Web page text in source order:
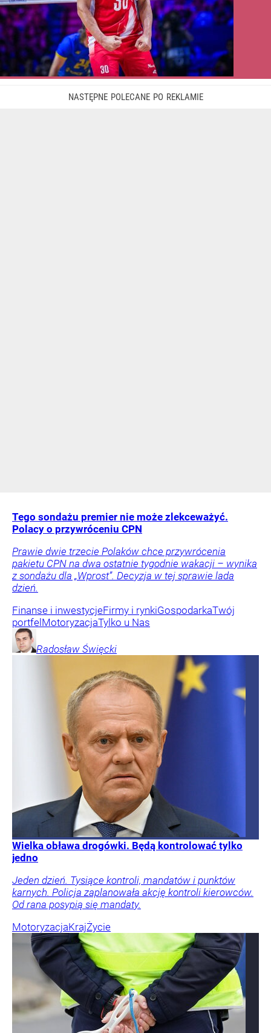
Tego sondażu premier nie może zlekceważyć.
Polacy o przywróceniu CPN
Prawie dwie trzecie Polaków chce przywrócenia
pakietu CPN na dwa ostatnie tygodnie wakacji – wynika
z sondażu dla „Wprost”. Decyzja w tej sprawie lada
dzień.
Finanse i inwestycjeFirmy i rynkiGospodarkaTwój
portfel MotoryzacjaTylko u Nas
Radosław Święcki
Wielka obława drogówki. Będą kontrolować tylko
jedno
Jeden dzień. Tysiące kontroli, mandatów i punktów
karnych. Policja zaplanowała akcję kontroli kierowców.
Od rana posypią się mandaty.
MotoryzacjaKrajŻycie